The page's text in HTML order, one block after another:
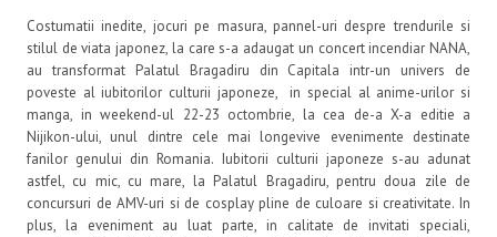
Costumatii inedite, jocuri pe masura, pannel-uri despre trendurile si
stilul de viata japonez, la care s-a adaugat un concert incendiar NANA,
au transformat Palatul Bragadiru din Capitala intr-un univers de
poveste al iubitorilor culturii japoneze, in special al anime-urilor si
manga, in weekend-ul 22-23 octombrie, la cea de-a X-a editie a
Nijikon-ului, unul dintre cele mai longevive evenimente destinate
fanilor genului din Romania. Iubitorii culturii japoneze s-au adunat
astfel, cu mic, cu mare, la Palatul Bragadiru, pentru doua zile de
concursuri de AMV-uri si de cosplay pline de culoare si creativitate. In
plus, la eveniment au luat parte, in calitate de invitati speciali,